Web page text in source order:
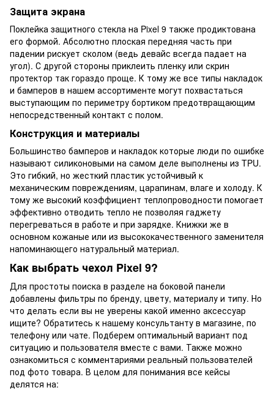
Защита экрана
Поклейка защитного стекла на Pixel 9 также продиктована
его формой. Абсолютно плоская передняя часть при
падении рискует сколом (ведь девайс всегда падает на
угол). С другой стороны приклеить пленку или скрин
протектор так гораздо проще. К тому же все типы накладок
и бамперов в нашем ассортименте могут похвастаться
выступающим по периметру бортиком предотвращающим
непосредственный контакт с полом.
Конструкция и материалы
Большинство бамперов и накладок которые люди по ошибке
называют силиконовыми на самом деле выполнены из TPU.
Это гибкий, но жесткий пластик устойчивый к
механическим повреждениям, царапинам, влаге и холоду. К
тому же высокий коэффициент теплопроводности помогает
эффективно отводить тепло не позволяя гаджету
перегреваться в работе и при зарядке. Книжки же в
основном кожаные или из высококачественного заменителя
напоминающего натуральный материал.
Как выбрать чехол Pixel 9?
Для простоты поиска в разделе на боковой панели
добавлены фильтры по бренду, цвету, материалу и типу. Но
что делать если вы не уверены какой именно аксессуар
ищите? Обратитесь к нашему консультанту в магазине, по
телефону или чате. Подберем оптимальный вариант под
ситуацию и пользователя вместе с вами. Также можно
ознакомиться с комментариями реальный пользователей
под фото товара. В целом для понимания все кейсы
делятся на: